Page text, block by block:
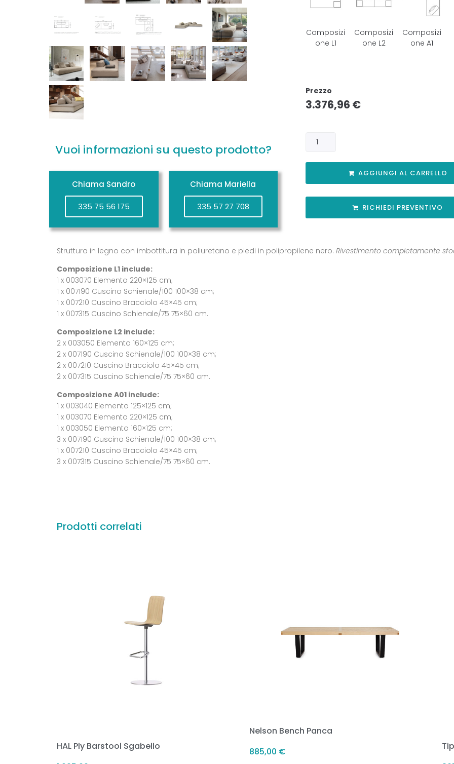
Vuoi informazioni su questo prodotto?
Chiama Sandro
335 75 56 175
Chiama Mariella
335 57 27 708
Composizi
one L1
Composizi
one L2
Composizi
one A1
Prezzo
3.376,96 €
AGGIUNGI AL CARRELLO
RICHIEDI PREVENTIVO
Struttura in legno con imbottitura in poliuretano e piedi in polipropilene nero. Rivestimento completamente
Composizione L1 include:
1 x 003070 Elemento 220×125 cm;
1 x 007190 Cuscino Schienale/100 100×38 cm;
1 x 007210 Cuscino Bracciolo 45×45 cm;
1 x 007315 Cuscino Schienale/75 75×60 cm.
Composizione L2 include:
2 x 003050 Elemento 160×125 cm;
2 x 007190 Cuscino Schienale/100 100×38 cm;
2 x 007210 Cuscino Bracciolo 45×45 cm;
2 x 007315 Cuscino Schienale/75 75×60 cm.
Composizione A01 include:
1 x 003040 Elemento 125×125 cm;
1 x 003070 Elemento 220×125 cm;
1 x 003050 Elemento 160×125 cm;
3 x 007190 Cuscino Schienale/100 100×38 cm;
1 x 007210 Cuscino Bracciolo 45×45 cm;
3 x 007315 Cuscino Schienale/75 75×60 cm.
Prodotti correlati
HAL Ply Barstool Sgabello
Nelson Bench Panca
885,00 €